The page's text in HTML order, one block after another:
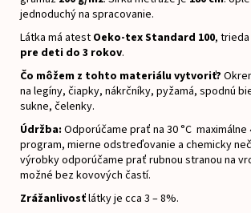
jednoduchý na spracovanie.
Látka má atest Oeko-tex Standard 100, trieda
pre deti do 3 rokov.
Čo môžem z tohto materiálu vytvoriť?
na legíny, čiapky, nákrčníky, pyžamá, spodnú
sukne, čelenky.
Údržba: Odporúčame prať na 30 °C maximálne
program, mierne odstreďovanie a chemicky
výrobky odporúčame prať rubnou stranou na
možné bez kovových častí.
Zrážanlivosťlátky je cca 3 – 8%.